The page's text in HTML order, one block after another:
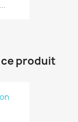
produit